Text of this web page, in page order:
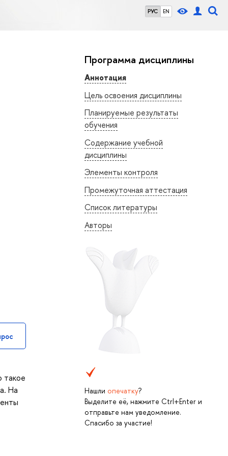
РУС EN
Программа дисциплины
Аннотация
Цель освоения дисциплины
Планируемые результаты
обучения
Содержание учебной
дисциплины
Элементы контроля
Промежуточная аттестация
Список литературы
Авторы
Нашли опечатку?
Выделите её, нажмите Ctrl+Enter и
отправьте нам уведомление.
Спасибо за участие!
такое
На